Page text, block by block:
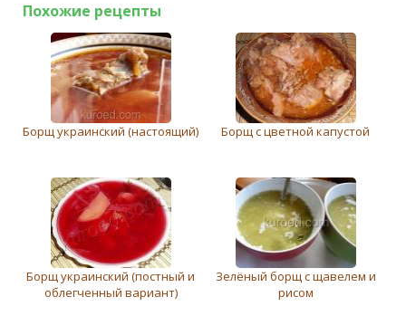
Похожие рецепты
Борщ украинский (настоящий) Борщ с цветной капустой
Борщ украинский (постный и
облeгченный вариант)
Зелёный борщ с щавелем и
рисом